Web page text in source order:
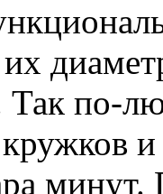
по-
минут.